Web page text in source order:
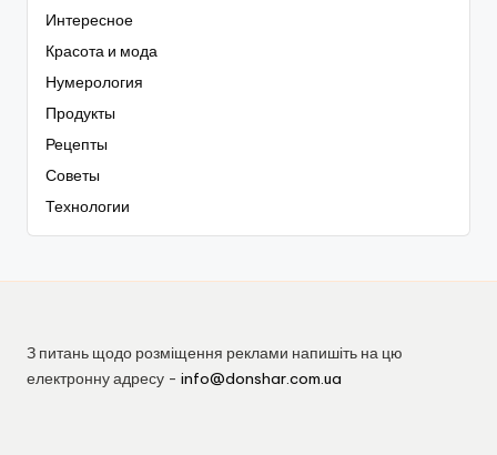
Интересное
Красота и мода
Нумерология
Продукты
Рецепты
Советы
Технологии
З питань щодо розміщення реклами напишіть на цю
електронну адресу - info@donshar.com.ua